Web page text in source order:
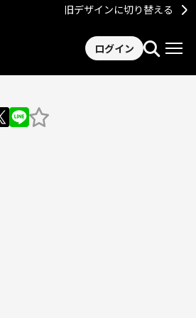
旧デザインに切り替える
ログイン